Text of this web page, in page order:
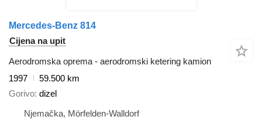
Mercedes-Benz 814
Cijena na upit
Aerodromska oprema - aerodromski ketering kamion
1997
59.500 km
Gorivo dizel
Njemačka, Mörfelden-Walldorf